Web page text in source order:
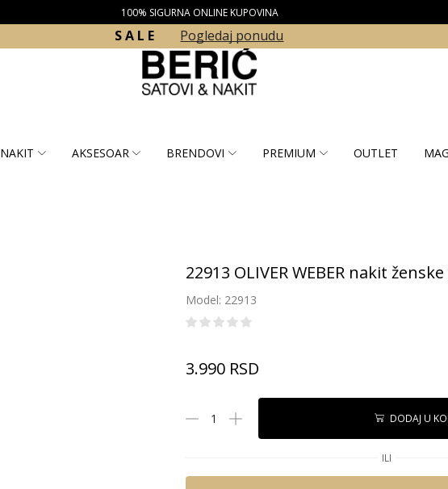
100% SIGURNA ONLINE KUPOVINA
S A L E Pogledaj ponudu
NAKIT AKSESOAR BRENDOVI PREMIUM OUTLET
22913 OLIVER WEBER nakit
Model: 22913
3.990 RSD
DODAJ U
ILI